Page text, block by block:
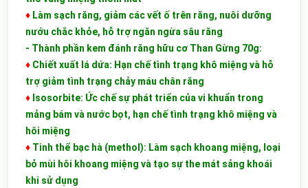
♦ Làm sạch răng, giảm các vết ố trên răng, nuôi dưỡng
nướu chắc khỏe, hỗ trợ ngăn ngừa sâu răng
- Thành phần kem đánh răng hữu cơ Than Gừng 70g:
♦ Chiết xuất lá dứa: Hạn chế tình trạng khô miệng và hỗ
trợ giảm tình trạng chảy máu chân răng
♦ Isosorbite: Ức chế sự phát triển của vi khuẩn trong
mảng bám và nước bọt, hạn chế tình trạng khô miệng và
hôi miệng
♦ Tinh thể bạc hà (methol): Làm sạch khoang miệng, loại
bỏ mùi hôi khoang miệng và tạo sự the mát sảng khoái
khi sử dụng